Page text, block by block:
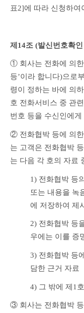
표2]에 따라 신청하여
제14조 (발신번호확
① 회사는 전화에 의한
등’이라 합니다)으로
령이 정하는 바에 의
호 전화서비스 중 관
번호 등을 수신인에
② 전화협박 등에 의
는 고객은 전화협박
는 다음 각 호의 자료
1) 전화협박 등
또는 내용을 녹
에 저장하여 제
2) 전화협박 등
우에는 이를 증
3) 전화협박 등
담한 근거 자료
4) 그 밖에 제1
③ 회사는 전화협박